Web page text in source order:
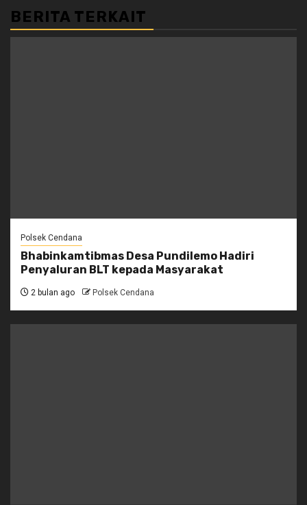
BERITA TERKAIT
Polsek Cendana
Bhabinkamtibmas Desa Pundilemo Hadiri
Penyaluran BLT kepada Masyarakat
2 bulan ago Polsek Cendana